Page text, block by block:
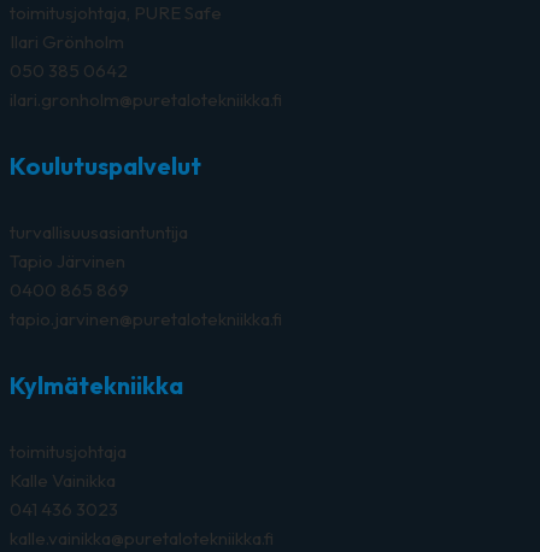
toimitusjohtaja, PURE Safe
Ilari Grönholm
050 385 0642
ilari.gronholm@puretalotekniikka.fi
Koulutuspalvelut
turvallisuusasiantuntija
Tapio Järvinen
0400 865 869
tapio.jarvinen@puretalotekniikka.fi
Kylmätekniikka
toimitusjohtaja
Kalle Vainikka
041 436 3023
kalle.vainikka@puretalotekniikka.fi